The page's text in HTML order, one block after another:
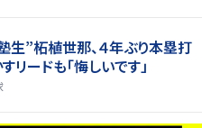
生”柘植世那、４年ぶり本塁打
リードも「悔しいです」